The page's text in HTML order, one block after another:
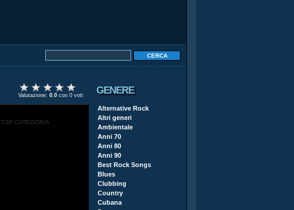
Valutazione: 0.0 con 0 voti
TOP CATEGORIA
GENERE
Alternative Rock
Altri generi
Ambientale
Anni 70
Anni 80
Anni 90
Best Rock Songs
Blues
Clubbing
Country
Cubana